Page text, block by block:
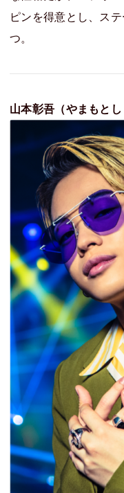
ピンを得意とし、ス
つ。
山本彰吾（やまもとし